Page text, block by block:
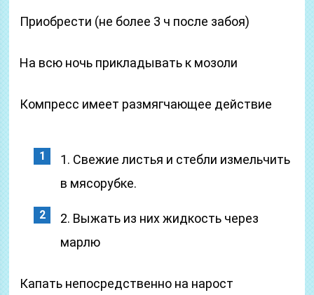
Приобрести (не более 3 ч после забоя)
На всю ночь прикладывать к мозоли
Компресс имеет размягчающее действие
1. Свежие листья и стебли измельчить
в мясорубке.
2. Выжать из них жидкость через
марлю
Капать непосредственно на нарост